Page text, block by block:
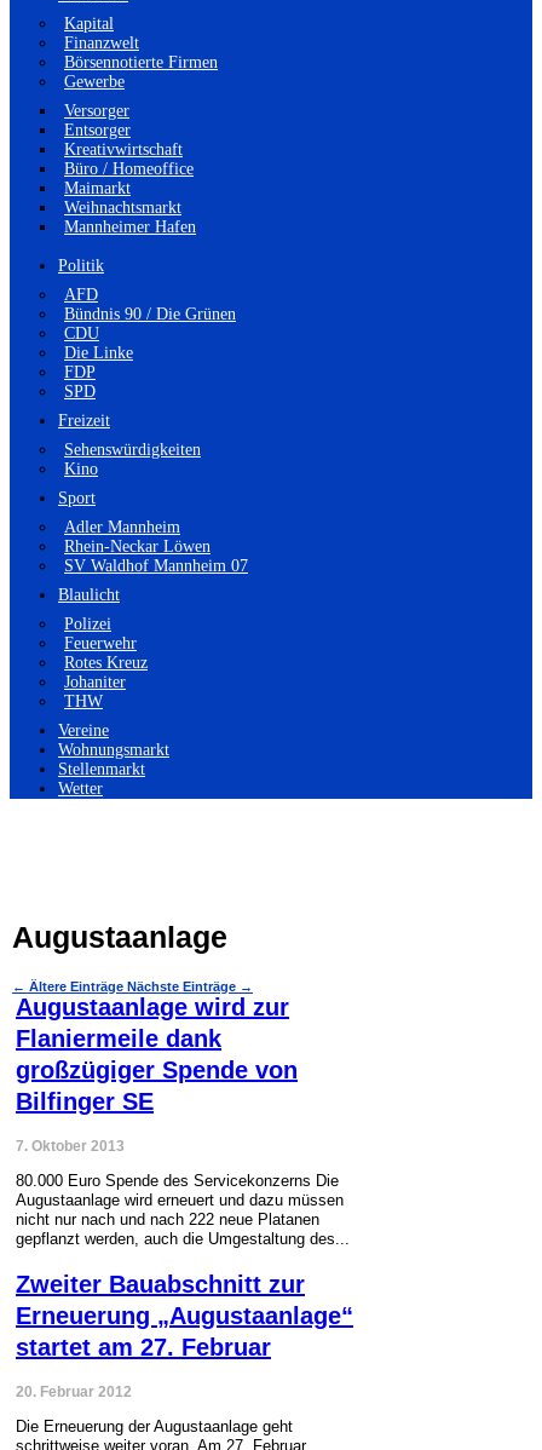
Kapital
Finanzwelt
Börsennotierte Firmen
Gewerbe
Versorger
Entsorger
Kreativwirtschaft
Büro / Homeoffice
Maimarkt
Weihnachtsmarkt
Mannheimer Hafen
Politik
AFD
Bündnis 90 / Die Grünen
CDU
Die Linke
FDP
SPD
Freizeit
Sehenswürdigkeiten
Kino
Sport
Adler Mannheim
Rhein-Neckar Löwen
SV Waldhof Mannheim 07
Blaulicht
Polizei
Feuerwehr
Rotes Kreuz
Johaniter
THW
Vereine
Wohnungsmarkt
Stellenmarkt
Wetter
Augustaanlage
← Ältere Einträge Nächste Einträge →
Augustaanlage wird zur
Flaniermeile dank
großzügiger Spende von
Bilfinger SE
7. Oktober 2013
80.000 Euro Spende des Servicekonzerns Die
Augustaanlage wird erneuert und dazu müssen
nicht nur nach und nach 222 neue Platanen
gepflanzt werden, auch die Umgestaltung des...
Zweiter Bauabschnitt zur
Erneuerung „Augustaanlage“
startet am 27. Februar
20. Februar 2012
Die Erneuerung der Augustaanlage geht
schrittweise weiter voran. Am 27. Februar